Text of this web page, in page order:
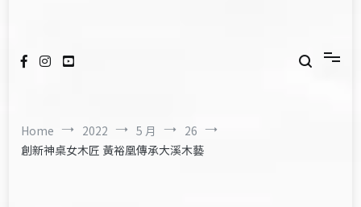
Home 2022 5 月
26
創新神桌女木匠 黃裕凰傳承大溪木藝